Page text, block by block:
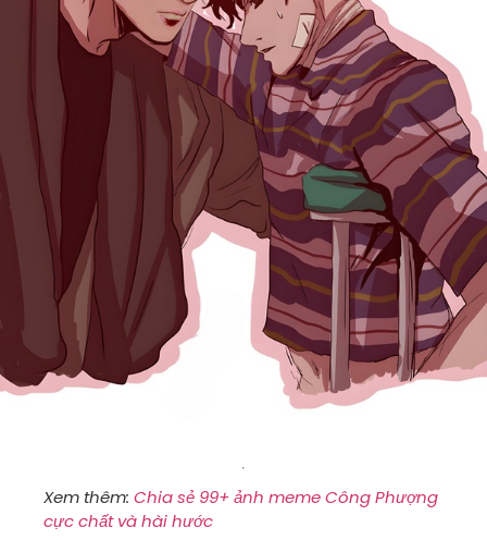
Xem thêm: Chia sẻ 99+ ảnh meme Công Phượng
cực chất và hài hước